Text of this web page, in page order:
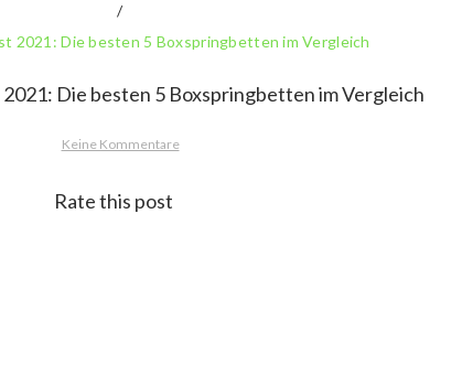
/
2021: Die besten 5 Boxspringbetten im Vergleich
Keine Kommentare
Rate this post